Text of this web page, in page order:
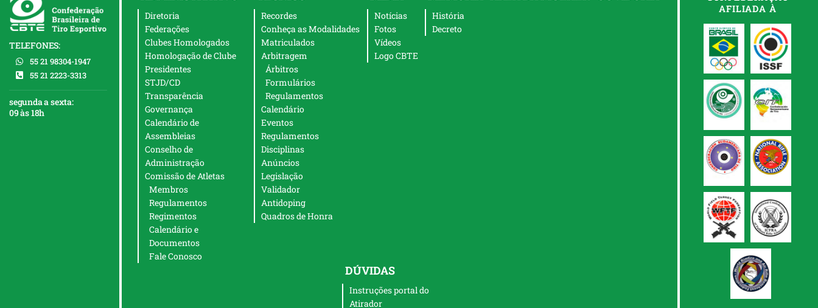
TELEFONES:
55 21 98304-1947
55 21 2223-3313
segunda a sexta:
09 às 18h
Diretoria
Federações
Clubes Homologados
Homologação de Clube
Presidentes
STJD/CD
Transparência
Governança
Calendário de
Assembleias
Conselho de
Administração
Comissão de Atletas
Membros
Regulamentos
Regimentos
Calendário e
Documentos
Fale Conosco
Recordes
Conheça as Modalidades
Matriculados
Arbitragem
Árbitros
Formulários
Regulamentos
Calendário
Eventos
Regulamentos
Disciplinas
Anúncios
Legislação
Validador
Antidoping
Quadros de Honra
Notícias
Fotos
Vídeos
Logo CBTE
História
Decreto
DÚVIDAS
Instruções portal do
Atirador
AFILIADA À